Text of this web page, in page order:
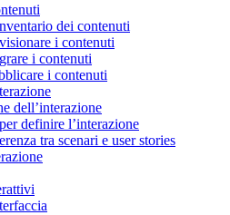
dei contenuti
i contenuti
i contenuti
i contenuti
dell’interazione
definire l’interazione
tra scenari e user stories